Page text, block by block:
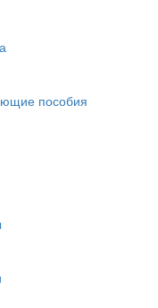
пособия